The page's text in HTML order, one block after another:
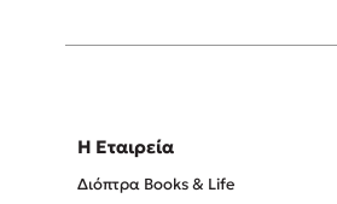
Η Εταιρεία
Διόπτρα Books & Life